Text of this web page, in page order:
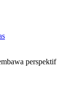
perspektif